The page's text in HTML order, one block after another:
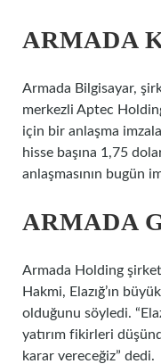
ARMADA
Armada Bilgisayar,
merkezli Aptec
için bir anlaşma
hisse başına 1,75
anlaşmasının bugün
ARMADA
Armada Holding
Hakmi, Elazığ’ın
olduğunu söyledi.
yatırım fikirleri
karar vereceğiz” dedi.